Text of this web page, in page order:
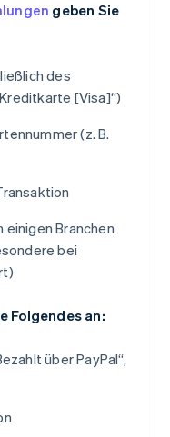
geben Sie
des
[Visa]“)
(z. B.
Branchen
bei
Folgendes an:
über PayPal“,